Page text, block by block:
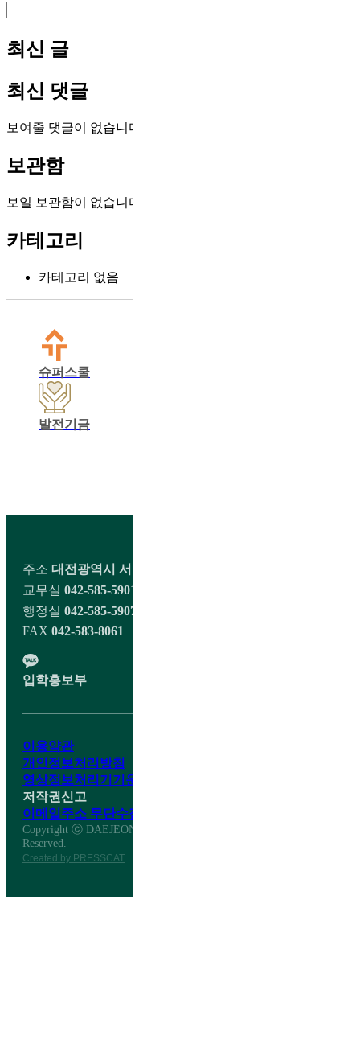
최신 글
최신 댓글
보여줄 댓글이 없습니다.
보관함
보일 보관함이 없습니다.
카테고리
카테고리 없음
슈퍼스쿨
발전기금
주소 대전광역시 서구 오량1길 98 대전대신고등학교
교무실 042-585-5901~2
행정실 042-585-5907
FAX 042-583-8061
입학홍보부
이용약관
개인정보처리방침
영상정보처리기기운영·관리방침
저작권신고
이메일주소 무단수집거부
Copyright ⓒ DAEJEON DAESHIN HIGH SCHOOL All Right
Reserved.
Created by PRESSCAT